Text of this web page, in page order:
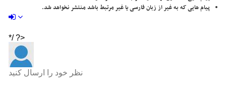
پیام هایی که به غیر از زبان فارسی یا غیر مرتبط باشد منتشر نخواهد شد.